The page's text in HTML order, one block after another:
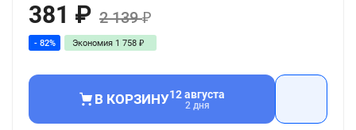
381 ₽ 2 139₽
- 82% Экономия 1 758 ₽
В КОРЗИНУ12 августа
2 дня